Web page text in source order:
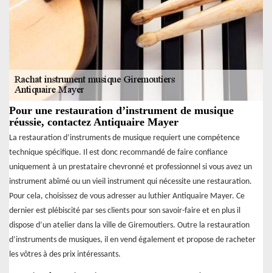
Pour une restauration d’instrument de musique
réussie, contactez Antiquaire Mayer
La restauration d’instruments de musique requiert une compétence
technique spécifique. Il est donc recommandé de faire confiance
uniquement à un prestataire chevronné et professionnel si vous avez un
instrument abîmé ou un vieil instrument qui nécessite une restauration.
Pour cela, choisissez de vous adresser au luthier Antiquaire Mayer. Ce
dernier est plébiscité par ses clients pour son savoir-faire et en plus il
dispose d’un atelier dans la ville de Giremoutiers. Outre la restauration
d’instruments de musiques, il en vend également et propose de racheter
les vôtres à des prix intéressants.